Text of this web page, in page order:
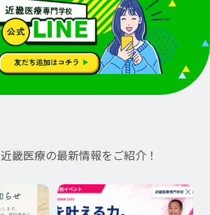
近畿医療の最新情報をご紹介！
夏季休業のお知